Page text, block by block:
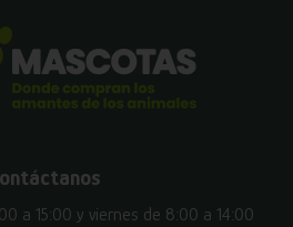
a 15:00 y viernes de 8:00 a 14:00